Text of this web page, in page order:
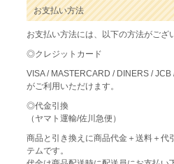
お支払い方法
お支払い方法には、以下の方法がござ
◎クレジットカード
VISA / MASTERCARD / DINERS / JCB
がご利用いただけます。
◎代金引換
（ヤマト運輸/佐川急便）
商品と引き換えに商品代金＋送料＋代
テムです。